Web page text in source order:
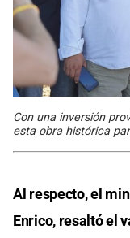
Con una inversión
esta obra histórica
Al respecto, el
Enrico, resaltó el